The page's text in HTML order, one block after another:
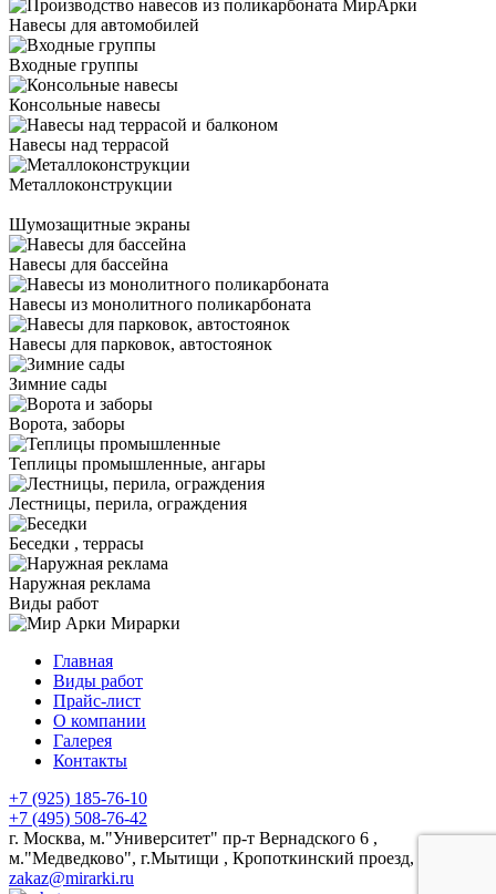
Навесы для автомобилей
Входные группы
Консольные навесы
Навесы над террасой
Металлоконструкции
Шумозащитные экраны
Навесы для бассейна
Навесы из монолитного поликарбоната
Навесы для парковок, автостоянок
Зимние сады
Ворота, заборы
Теплицы промышленные, ангары
Лестницы, перила, ограждения
Беседки , террасы
Наружная реклама
Виды работ
Мирарки
Главная
Виды работ
Прайс-лист
О компании
Галерея
Контакты
+7 (925) 185-76-10
+7 (495) 508-76-42
г. Москва, м."Университет" пр-т Вернадского 6 ,
м."Медведково", г.Мытищи , Кропоткинский проезд, 1с1
zakaz@mirarki.ru